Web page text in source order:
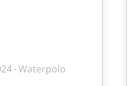
Waterpolo